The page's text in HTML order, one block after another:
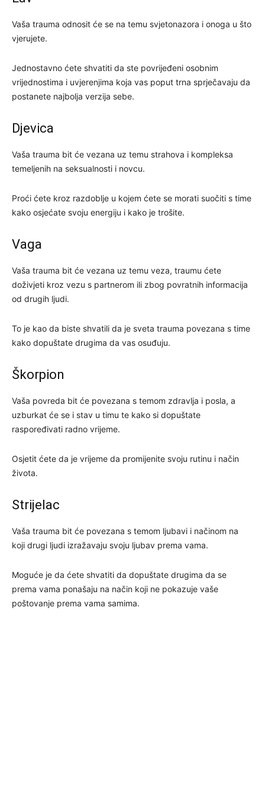
Vaša trauma odnosit će se na temu svjetonazora i onoga u što
vjerujete.
Jednostavno ćete shvatiti da ste povrijeđeni osobnim
vrijednostima i uvjerenjima koja vas poput trna sprječavaju da
postanete najbolja verzija sebe.
Djevica
Vaša trauma bit će vezana uz temu strahova i kompleksa
temeljenih na seksualnosti i novcu.
Proći ćete kroz razdoblje u kojem ćete se morati suočiti s time
kako osjećate svoju energiju i kako je trošite.
Vaga
Vaša trauma bit će vezana uz temu veza, traumu ćete
doživjeti kroz vezu s partnerom ili zbog povratnih informacija
od drugih ljudi.
To je kao da biste shvatili da je sveta trauma povezana s time
kako dopuštate drugima da vas osuđuju.
Škorpion
Vaša povreda bit će povezana s temom zdravlja i posla, a
uzburkat će se i stav u timu te kako si dopuštate
raspoređivati ​​radno vrijeme.
Osjetit ćete da je vrijeme da promijenite svoju rutinu i način
života.
Strijelac
Vaša trauma bit će povezana s temom ljubavi i načinom na
koji drugi ljudi izražavaju svoju ljubav prema vama.
Moguće je da ćete shvatiti da dopuštate drugima da se
prema vama ponašaju na način koji ne pokazuje vaše
poštovanje prema vama samima.